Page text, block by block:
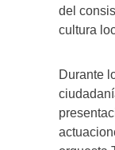
del
cultura
Durante